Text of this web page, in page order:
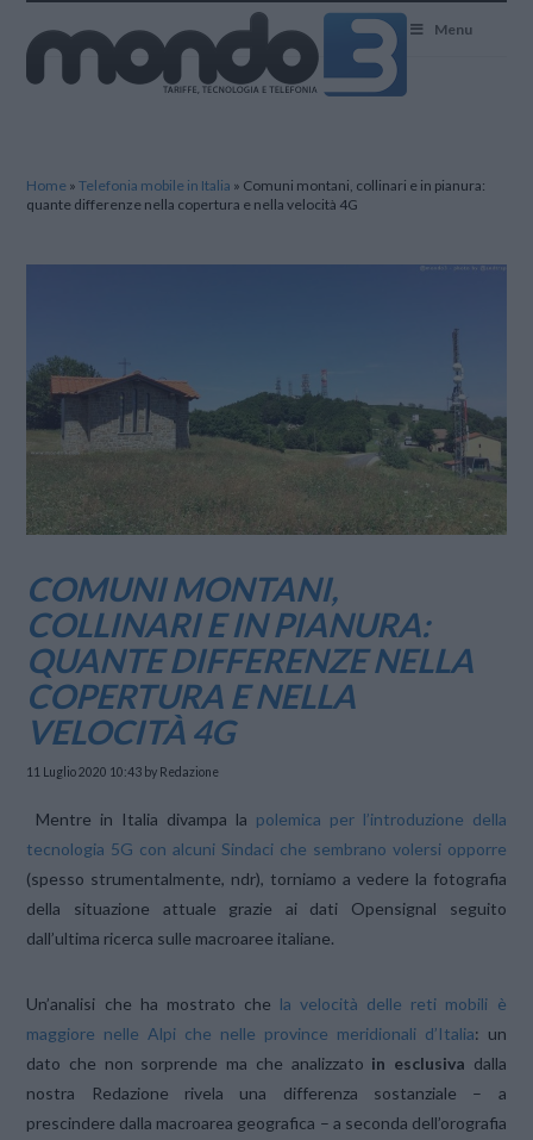
Menu
Home »Telefonia mobile in Italia » Comuni montani, collinari e in pianura:
quante differenze nella copertura e nella velocità 4G
COMUNI MONTANI,
COLLINARI E IN PIANURA:
QUANTE DIFFERENZE NELLA
COPERTURA E NELLA
VELOCITÀ 4G
11 Luglio 2020 10:43 by Redazione
Mentre in Italia divampa la polemica per l’introduzione della
tecnologia 5G con alcuni Sindaci che sembrano volersi opporre
(spesso strumentalmente, ndr), torniamo a vedere la fotografia
della situazione attuale grazie ai dati Opensignal seguito
dall’ultima ricerca sulle macroaree italiane.
Un’analisi che ha mostrato che la velocità delle reti mobili è
maggiore nelle Alpi che nelle province meridionali d’Italia: un
dato che non sorprende ma che analizzato in esclusiva dalla
nostra Redazione rivela una differenza sostanziale – a
prescindere dalla macroarea geografica – a seconda dell’orografia